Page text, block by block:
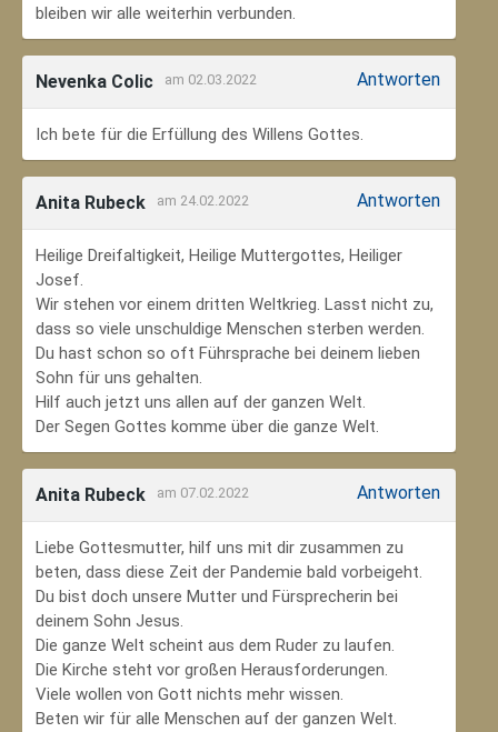
bleiben wir alle weiterhin verbunden.
Nevenka Colic am 02.03.2022 Antworten
Ich bete für die Erfüllung des Willens Gottes.
Anita Rubeck am 24.02.2022 Antworten
Heilige Dreifaltigkeit, Heilige Muttergottes, Heiliger
Josef.
Wir stehen vor einem dritten Weltkrieg. Lasst nicht zu,
dass so viele unschuldige Menschen sterben werden.
Du hast schon so oft Führsprache bei deinem lieben
Sohn für uns gehalten.
Hilf auch jetzt uns allen auf der ganzen Welt.
Der Segen Gottes komme über die ganze Welt.
Anita Rubeck am 07.02.2022 Antworten
Liebe Gottesmutter, hilf uns mit dir zusammen zu
beten, dass diese Zeit der Pandemie bald vorbeigeht.
Du bist doch unsere Mutter und Fürsprecherin bei
deinem Sohn Jesus.
Die ganze Welt scheint aus dem Ruder zu laufen.
Die Kirche steht vor großen Herausforderungen.
Viele wollen von Gott nichts mehr wissen.
Beten wir für alle Menschen auf der ganzen Welt.